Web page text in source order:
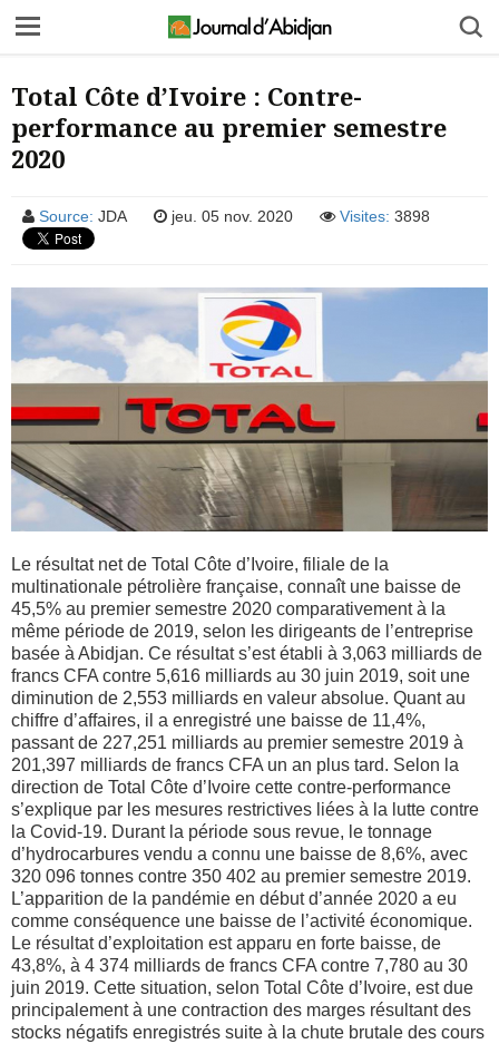
Total Côte d’Ivoire : Contre-
performance au premier semestre
2020
Source: JDA jeu. 05 nov. 2020 Visites: 3898
Le résultat net de Total Côte d’Ivoire, filiale de la
multinationale pétrolière française, connaît une baisse de
45,5% au premier semestre 2020 comparativement à la
même période de 2019, selon les dirigeants de l’entreprise
basée à Abidjan. Ce résultat s’est établi à 3,063 milliards de
francs CFA contre 5,616 milliards au 30 juin 2019, soit une
diminution de 2,553 milliards en valeur absolue. Quant au
chiffre d’affaires, il a enregistré une baisse de 11,4%,
passant de 227,251 milliards au premier semestre 2019 à
201,397 milliards de francs CFA un an plus tard. Selon a
direction de Total Côte d’Ivoire cette contre-performance
s’explique par es mesures restrictives liées à la lutte contre
la Covid-19. Durant la période sous revue, le tonnage
d’hydrocarbures vendu a connu une baisse de 8,6%, avec
320 096 tonnes contre 350 402 au premier semestre 2019.
L’apparition de la pandémie en début d’année 2020 a eu
comme conséquence une baisse de l’activité économique.
Le résultat d’exploitation est apparu en forte baisse, de
43,8%, à 4 374 milliards de francs CFA contre 7,780 au 30
juin 2019. Cette situation, selon Total Côte d’Ivoire, est due
principalement à une contraction des marges résultant des
stocks négatifs enregistrés suite à la chute brutale des cours